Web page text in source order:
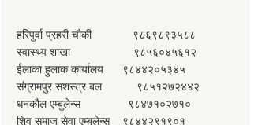
हरिपुर्वा प्रहरी चौकी ९८६९८९३५८८
स्वास्थ्य शाखा ९८५६०४५६१२
ईलाका हुलाक कार्यालय ९८४४२०५३४५
संग्रामपुर सशस्त्र बल ९८५१२७२४४२
धनकौल एम्बुलेन्स ९८४७१०२७१०
शिव समाज सेवा एम्बुलेन्स ९८४४२९१९०१